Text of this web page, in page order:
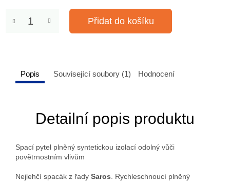
Přidat do košíku
Popis Související soubory (1) Hodnocení
Detailní popis produktu
Spací pytel plněný syntetickou izolací odolný vůči
povětrnostním vlivům
Nejlehčí spacák z řady Saros . Rychleschnoucí plněný